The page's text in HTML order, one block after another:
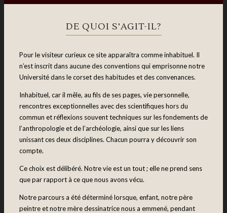
DE QUOI S'AGIT-IL?
Pour le visiteur curieux ce site apparaîtra comme inhabituel. Il
n’est inscrit dans aucune des conventions qui emprisonne notre
Université dans le corset des habitudes et des convenances.
Inhabituel, car il mêle, au fils de ses pages, vie personnelle,
rencontres exceptionnelles avec des scientifiques hors du
commun et réflexions souvent techniques sur les fondements de
l’anthropologie et de l’archéologie, ainsi que sur les liens
unissant ces deux disciplines. Chacun pourra y découvrir son
compte.
Ce choix est délibéré. Notre vie est un tout ; elle ne prend sens
que par rapport à ce que nous avons vécu.
Notre parcours a été déterminé lorsque, enfant, notre père
peintre et notre mère dessinatrice nous a emmené, pendant